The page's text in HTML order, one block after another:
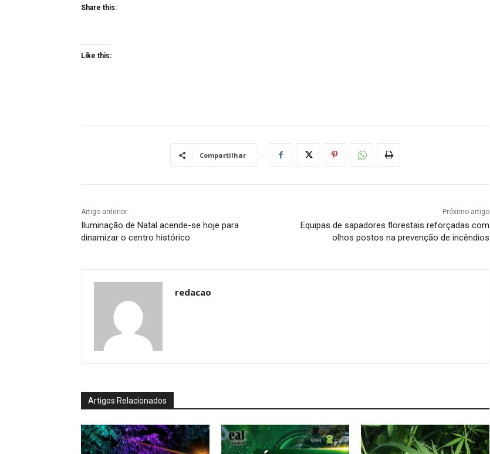
Share this:
Like this:
Compartilhar
Artigo anterior
Iluminação de Natal acende-se hoje para
dinamizar o centro histórico
Próximo artigo
Equipas de sapadores florestais reforçadas com
olhos postos na prevenção de incêndios
redacao
Artigos Relacionados